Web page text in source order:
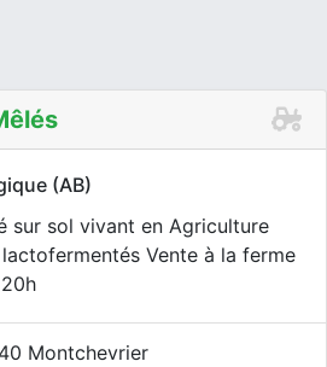
(AB)
sur sol vivant en Agriculture
Vente à la ferme
Montchevrier